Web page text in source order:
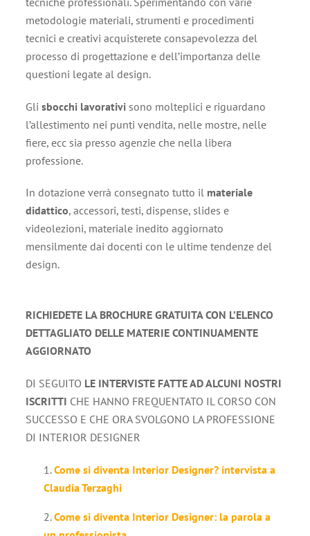
metodologie materiali, strumenti e procedimenti
tecnici e creativi acquisterete consapevolezza del
processo di progettazione e dell’importanza delle
questioni legate al design.
Glisbocchi lavorativi sono molteplici e riguardano
l’allestimento nei punti vendita, nelle mostre, nelle
fiere, ecc sia presso agenzie che nella libera
professione.
In dotazione verrà consegnato tutto il materiale
didattico, accessori, testi, dispense, slides e
videolezioni, materiale inedito aggiornato
mensilmente dai docenti con le ultime tendenze del
design.
RICHIEDETE LA BROCHURE GRATUITA CON L’ELENCO
DETTAGLIATO DELLE MATERIE CONTINUAMENTE
AGGIORNATO
DI SEGUITO LE INTERVISTE FATTE AD ALCUNI NOSTRI
ISCRITTI CHE HANNO FREQUENTATO IL CORSO CON
SUCCESSO E CHE ORA SVOLGONO LA PROFESSIONE
DI INTERIOR DESIGNER
Come si diventa Interior Designer? intervista a
Claudia Terzaghi
Come si diventa Interior Designer: la parola a